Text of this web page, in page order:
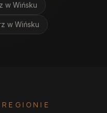
w Wińsku
w Wińsku